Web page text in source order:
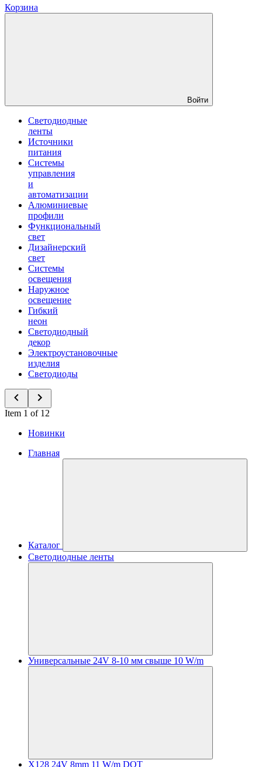
Корзина
Войти
Светодиодные
ленты
Источники
питания
Системы
управления
и
автоматизации
Алюминиевые
профили
Функциональный
свет
Дизайнерский
свет
Системы
освещения
Наружное
освещение
Гибкий
неон
Светодиодный
декор
Электроустановочные
изделия
Светодиоды
Item 1 of 12
Новинки
Главная
Каталог
Светодиодные ленты
Универсальные 24V 8-10 мм свыше 10 W/m
X128 24V 8mm 11 W/m DOT